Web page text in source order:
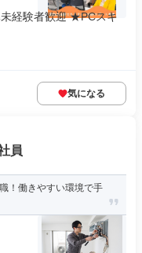
経験者歓迎 ★PCスキ
気になる
員
！働きやすい環境で手